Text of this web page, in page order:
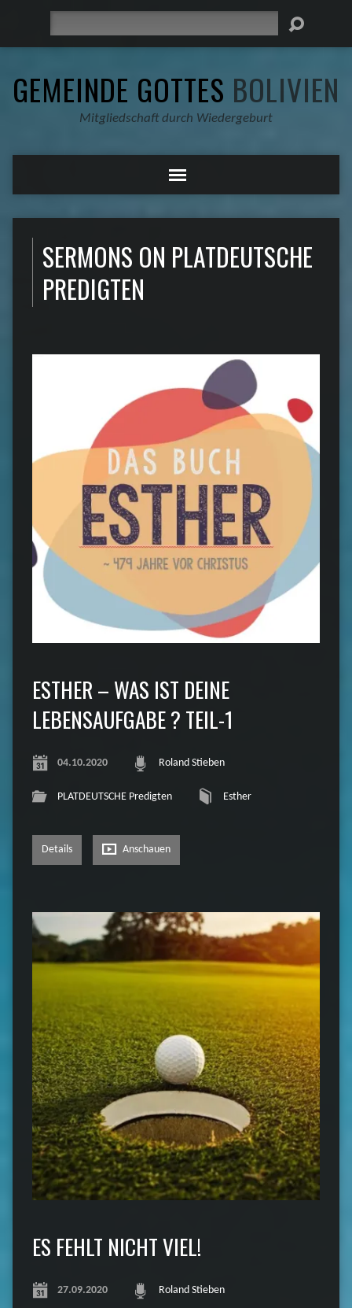
GEMEINDE GOTTES BOLIVIEN
Mitgliedschaft durch Wiedergeburt
SERMONS ON PLATDEUTSCHE
PREDIGTEN
ESTHER – WAS IST DEINE
LEBENSAUFGABE ? TEIL-1
04.10.2020 Roland Stieben
PLATDEUTSCHE Predigten Esther
Details Anschauen
ES FEHLT NICHT VIEL!
27.09.2020 Roland Stieben